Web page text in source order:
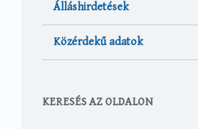
Álláshirdetések
Közérdekű adatok
KERESÉS AZ OLDALON